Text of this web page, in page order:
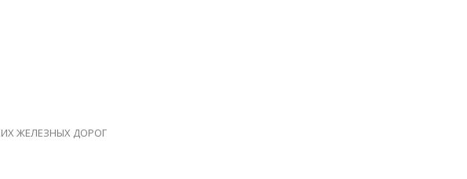
ЖЕЛЕЗНЫХ ДОРОГ